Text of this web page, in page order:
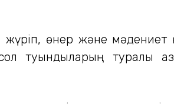
өнер және мәдениет
туындыларың туралы